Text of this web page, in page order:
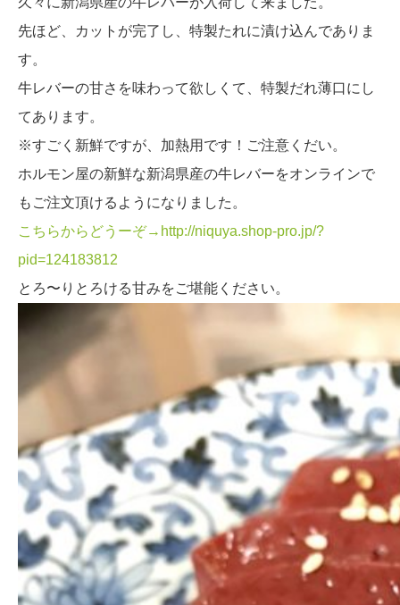
先ほど、カットが完了し、特製たれに漬け込んでありま
す。
牛レバーの甘さを味わって欲しくて、特製だれ薄口にし
てあります。
※すごく新鮮ですが、加熱用です！ご注意くだい。
ホルモン屋の新鮮な新潟県産の牛レバーをオンラインで
もご注文頂けるようになりました。
こちらからどうーぞ→http://niquya.shop-pro.jp/?
pid=124183812
とろ〜りとろける甘みをご堪能ください。